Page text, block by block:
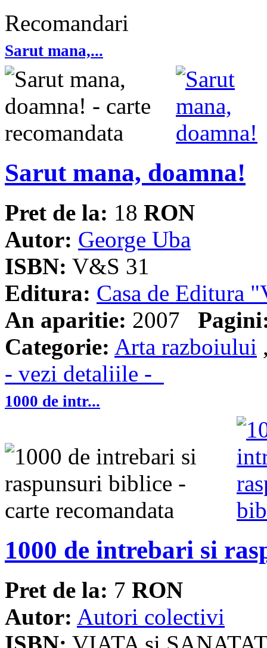
Recomandari
Sarut mana,...
Sarut mana, doamna!
Pret de la: 18 RON
Autor: George Uba
ISBN: V&S 31
Editura: Casa de Editura
An aparitie: 2007
Categorie: Arta razboiului
- vezi detaliile -
1000 de intr...
1000 de intrebari si
Pret de la: 7 RON
Autor: Autori colectivi